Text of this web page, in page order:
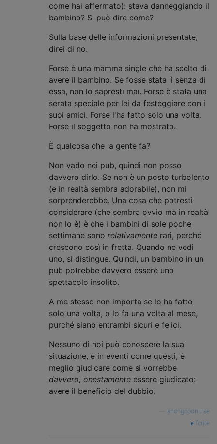
come hai affermato): stava danneggiando il
bambino? Si può dire come?
Sulla base delle informazioni presentate,
direi di no.
Forse è una mamma single che ha scelto di
avere il bambino. Se fosse stata lì senza di
essa, non lo sapresti mai. Forse è stata una
serata speciale per lei da festeggiare con i
suoi amici. Forse l'ha fatto solo una volta.
Forse il soggetto non ha mostrato.
È qualcosa che la gente fa?
Non vado nei pub, quindi non posso
davvero dirlo. Se non è un posto turbolento
(e in realtà sembra adorabile), non mi
sorprenderebbe. Una cosa che potresti
considerare (che sembra ovvio ma in realtà
non lo è) è che i bambini di sole poche
settimane sono relativamente rari, perché
crescono così in fretta. Quando ne vedi
uno, si distingue. Quindi, un bambino in un
pub potrebbe davvero essere uno
spettacolo insolito.
A me stesso non importa se lo ha fatto
solo una volta, o lo fa una volta al mese,
purché siano entrambi sicuri e felici.
Nessuno di noi può conoscere la sua
situazione, e in eventi come questi, è
meglio giudicare come si vorrebbe
davvero, onestamente essere giudicato:
avere il beneficio del dubbio.
anongoodnurse
fonte